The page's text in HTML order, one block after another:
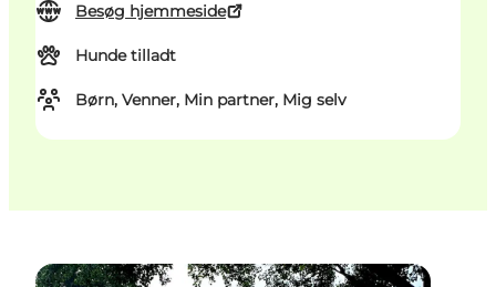
Besøg hjemmeside
Hunde tilladt
Børn, Venner, Min partner, Mig selv